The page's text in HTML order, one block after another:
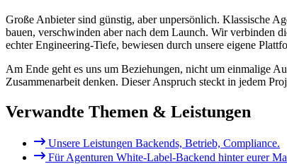
Große Anbieter sind günstig, aber unpersönlich. Klassische
bauen, verschwinden aber nach dem Launch. Wir verbinden
echter Engineering-Tiefe, bewiesen durch unsere eigene
Am Ende geht es uns um Beziehungen, nicht um einmalige
Zusammenarbeit denken. Dieser Anspruch steckt in jedem
Verwandte Themen & Leistungen
Unsere Leistungen Backends, Betrieb, Compliance.
Für Agenturen White-Label-Backend hinter eurer